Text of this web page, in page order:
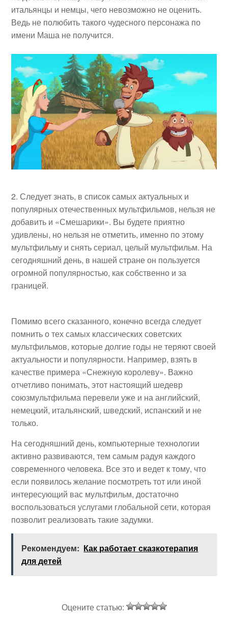
итальянцы и немцы, чего невозможно не оценить.
Ведь не полюбить такого чудесного персонажа по
имени Маша не получится.
Следует знать, в список самых актуальных и
популярных отечественных мультфильмов, нельзя не
добавить и «Смешарики». Вы будете приятно
удивлены, но нельзя не отметить, именно по этому
мультфильму и снять сериал, целый мультфильм. На
сегодняшний день, в нашей стране он пользуется
огромной популярностью, как собственно и за
границей.
Помимо всего сказанного, конечно всегда следует
помнить о тех самых классических советских
мультфильмов, которые долгие годы не теряют своей
актуальности и популярности. Например, взять в
качестве примера «Снежную королеву». Важно
отчетливо понимать, этот настоящий шедевр
союзмультфильма перевели уже и на английский,
немецкий, итальянский, шведский, испанский и не
только.
На сегодняшний день, компьютерные технологии
активно развиваются, тем самым радуя каждого
современного человека. Все это и ведет к тому, что
если появилось желание посмотреть тот или иной
интересующий вас мультфильм, достаточно
воспользоваться услугами глобальной сети, которая
позволит реализовать такие задумки.
Рекомендуем: Как работает сказкотерапия
для детей
Оцените статью: